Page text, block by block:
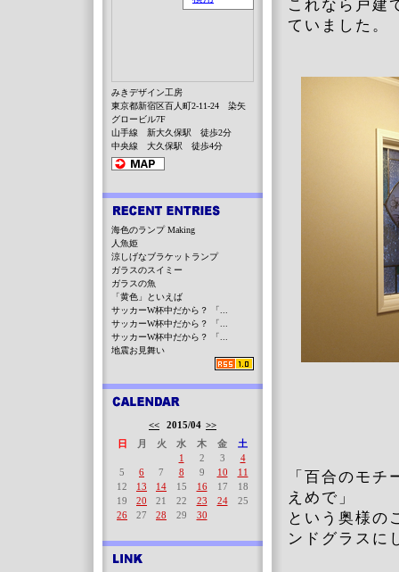
これなら戸建
ていました。
「百合のモ
えめで」
という奥様の
ンドグラスに
みきデザイン工房
東京都新宿区百人町2-11-24 染矢
グロービル7F
山手線 新大久保駅 徒歩2分
中央線 大久保駅 徒歩4分
海色のランプ Making
人魚姫
涼しげなブラケットランプ
ガラスのスイミー
ガラスの魚
「黄色」といえば
サッカーW杯中だから？ 「...
サッカーW杯中だから？ 「...
サッカーW杯中だから？ 「...
地震お見舞い
<< 2015/04 >>
日
月 火 水 木 金
土
1
2 3
4
5
6 7 8 9 10
11
12
13 14 15 16 17
18
19
20 21 22 23 24
25
26
27 28 29 30